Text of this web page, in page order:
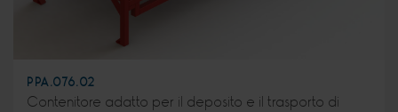
PPA.076.02
Contenitore adatto per il deposito e il trasporto di